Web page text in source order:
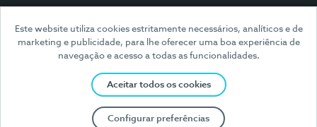
Este website utiliza cookies estritamente necessários, analíticos e de
marketing e publicidade, para lhe oferecer uma boa experiência de
navegação e acesso a todas as funcionalidades.
Aceitar todos os cookies
Configurar preferências